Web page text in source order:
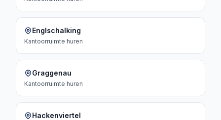
Englschalking
Kantoorruimte huren
Graggenau
Kantoorruimte huren
Hackenviertel